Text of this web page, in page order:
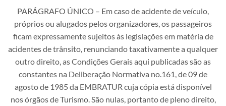
PARÁGRAFO ÚNICO – Em caso de acidente de veículo,
próprios ou alugados pelos organizadores, os passageiros
ficam expressamente sujeitos às legislações em matéria de
acidentes de trânsito, renunciando taxativamente a qualquer
outro direito, as Condições Gerais aqui publicadas são as
constantes na Deliberação Normativa no.161, de 09 de
agosto de 1985 da EMBRATUR cuja cópia está disponível
nos órgãos de Turismo. São nulas, portanto de pleno direito,